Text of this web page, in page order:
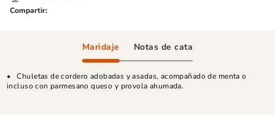
Maridaje Notas de cata
Chuletas de cordero adobadas y asadas, acompañado de menta o
incluso con parmesano queso y provola ahumada.